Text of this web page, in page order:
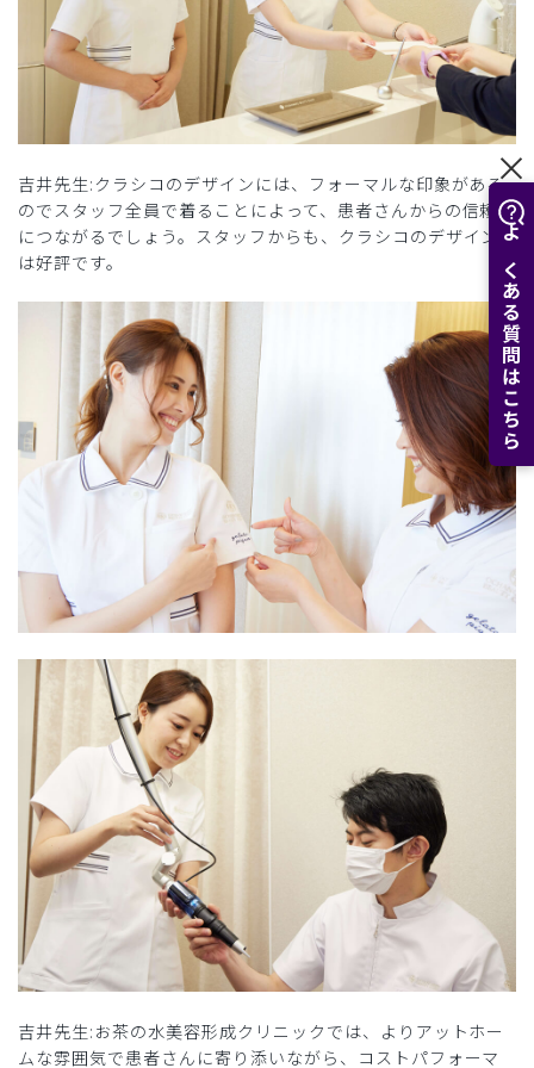
よくある質問はこちら
吉井先生:クラシコのデザインには、フォーマルな印象がある
のでスタッフ全員で着ることによって、患者さんからの信頼感
につながるでしょう。スタッフからも、クラシコのデザイン
は好評です。
吉井先生:お茶の水美容形成クリニックでは、よりアットホー
ムな雰囲気で患者さんに寄り添いながら、コストパフォーマ